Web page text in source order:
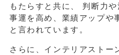
もたらすと共に、
判断力
事運を高め、業績アップや
と言われています。
さらに、インテリアストー